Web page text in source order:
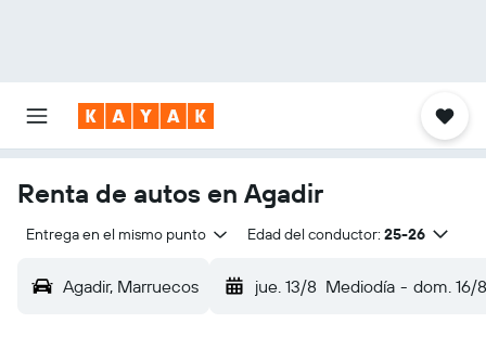
Renta de autos en Agadir
Entrega en el mismo punto Edad del conductor: 25-26
Agadir, Marruecos jue. 13/8 Mediodía - dom. 16/8